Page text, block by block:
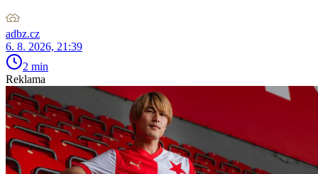
adbz.cz
6. 8. 2026, 21:39
2 min
Reklama